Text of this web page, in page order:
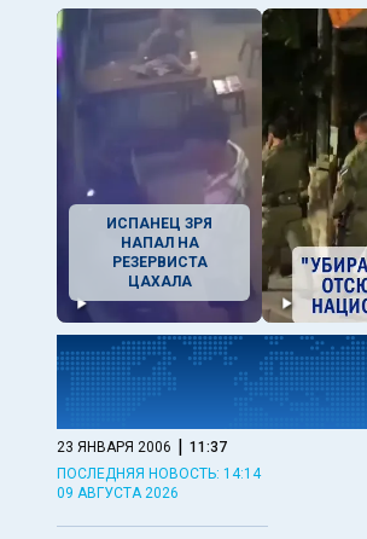
ИСПАНЕЦ ЗРЯ
НАПАЛ НА
РЕЗЕРВИСТА
ЦАХАЛА
23 ЯНВАРЯ 2006 | 11:37
ПОСЛЕДНЯЯ НОВОСТЬ: 14:14
09 АВГУСТА 2026